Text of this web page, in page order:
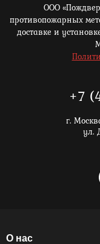
ООО
противопожарных
доставке и
+7
г.
ул.
О нас